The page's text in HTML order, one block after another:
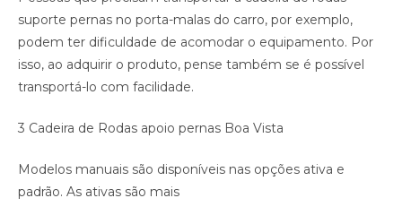
suporte pernas no porta-malas do carro, por exemplo,
podem ter dificuldade de acomodar o equipamento. Por
isso, ao adquirir o produto, pense também se é possível
transportá-lo com facilidade.
3 Cadeira de Rodas apoio pernas Boa Vista
Modelos manuais são disponíveis nas opções ativa e
padrão. As ativas são mais